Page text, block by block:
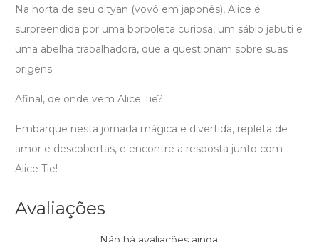
Na horta de seu dityan (vovô em japonês), Alice é
surpreendida por uma borboleta curiosa, um sábio jabuti e
uma abelha trabalhadora, que a questionam sobre suas
origens.
Afinal, de onde vem Alice Tie?
Embarque nesta jornada mágica e divertida, repleta de
amor e descobertas, e encontre a resposta junto com
Alice Tie!
Avaliações